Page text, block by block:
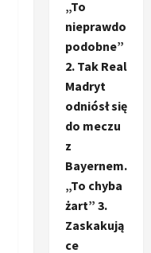
„To
nieprawdo
podobne”
2. Tak Real
Madryt
odniósł się
do meczu
z
Bayernem.
„To chyba
żart” 3.
Zaskakują
ce